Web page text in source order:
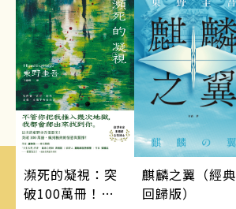
瀕死的凝視：突
破100萬冊！這
麒麟之翼（經典
回歸版）